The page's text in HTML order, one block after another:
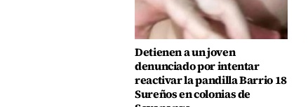
Detienen a un joven
denunciado por intentar
reactivar la pandilla Barrio 18
Sureños en colonias de